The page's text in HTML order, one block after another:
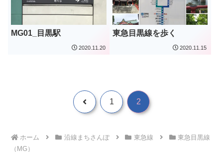
MG01_目黒駅
2020.11.20
東急目黒線を歩く
2020.11.15
前 1 2
ホーム 沿線まちさんぽ 東急線
東急目黒線
（MG）